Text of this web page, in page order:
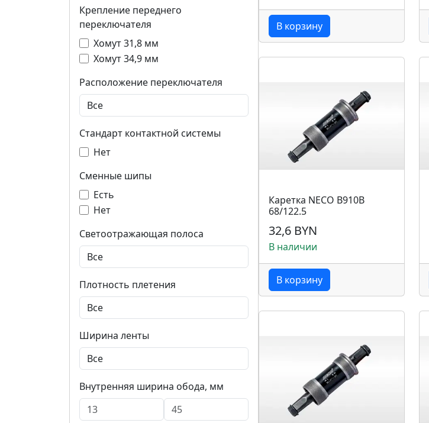
Крепление переднего
переключателя
Хомут 31,8 мм
Хомут 34,9 мм
Расположение переключателя
Стандарт контактной системы
Нет
Сменные шипы
Есть
Нет
Светоотражающая полоса
Плотность плетения
Ширина ленты
Внутренняя ширина обода, мм
В корзину
Каретка NECO B910B
68/122.5
32,6 BYN
В наличии
В корзину